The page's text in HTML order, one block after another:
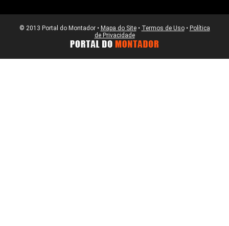
© 2013 Portal do Montador • Mapa do Site• Termos de Uso• Política
de Privacidade